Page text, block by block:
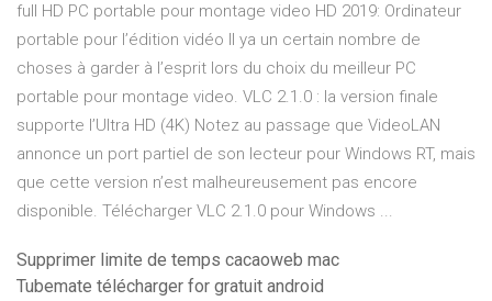
full HD PC portable pour montage video HD 2019: Ordinateur
portable pour l’édition vidéo Il ya un certain nombre de
choses à garder à l’esprit lors du choix du meilleur PC
portable pour montage video. VLC 2.1.0 : la version finale
supporte l’Ultra HD (4K) Notez au passage que VideoLAN
annonce un port partiel de son lecteur pour Windows RT, mais
que cette version n’est malheureusement pas encore
disponible. Télécharger VLC 2.1.0 pour Windows ...
Supprimer limite de temps cacaoweb mac
Tubemate télécharger for gratuit android